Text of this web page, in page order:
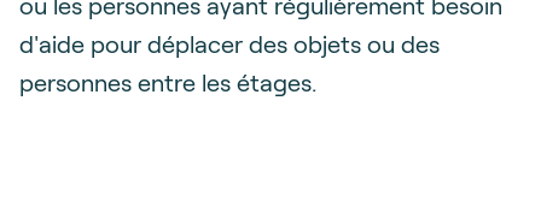
d'aide pour déplacer des objets ou des
personnes entre les étages.